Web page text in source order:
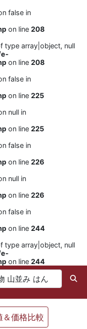
false in
on line 208
type array|object, null
on line 208
false in
on line 225
null in
on line 225
false in
on line 226
null in
on line 226
false in
on line 244
type array|object, null
on line 244
価格比較